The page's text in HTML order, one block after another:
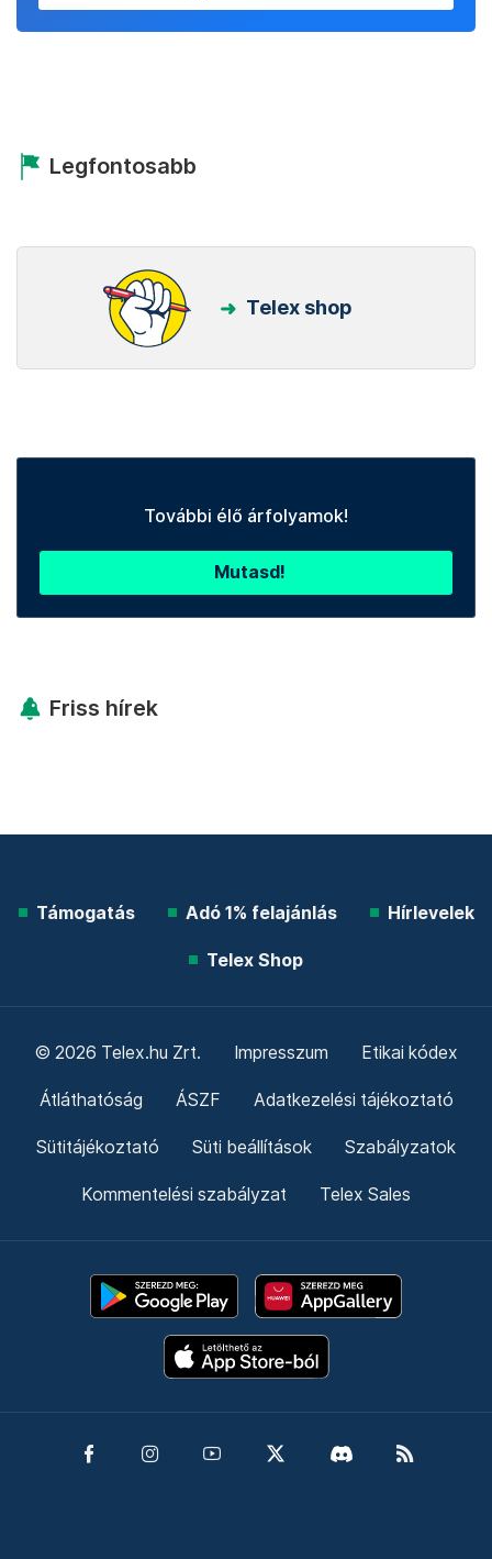
Legfontosabb
Telex shop
További élő árfolyamok!
Mutasd!
Friss hírek
Támogatás Adó 1% felajánlás Hírlevelek
Telex Shop
© 2026 Telex.hu Zrt. Impresszum Etikai kódex
Átláthatóság ÁSZF Adatkezelési tájékoztató
Sütitájékoztató Süti beállítások Szabályzatok
Kommentelési szabályzat Telex Sales